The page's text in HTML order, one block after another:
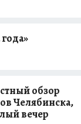
обзор
Челябинска,
вечер